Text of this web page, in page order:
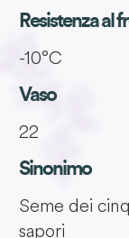
Resistenza al
-10°C
Vaso
22
Sinonimo
Seme dei
sapori